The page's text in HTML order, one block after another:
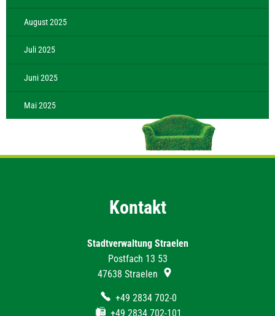
August 2025
Juli 2025
Juni 2025
Mai 2025
Kontakt
Stadtverwaltung Straelen
Postfach 13 53
47638 Straelen
+49 2834 702-0
+49 2834 702-101